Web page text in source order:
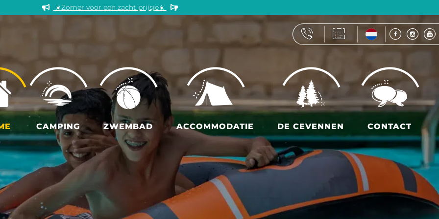
☀️Zomer voor een zacht prijsje☀️
CAMPING ZWEMBAD ACCOMMODATIE DE CEVENNEN CONTACT